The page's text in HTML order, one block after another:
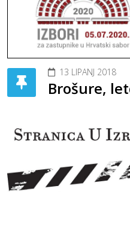
13 LIPANJ 2018
Brošure,